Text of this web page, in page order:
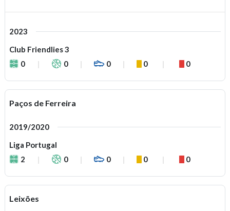
2023
Club Friendlies 3
0
0 0 0 0
Paços de Ferreira
2019/2020
Liga Portugal
2
0 0 0 0
Leixões